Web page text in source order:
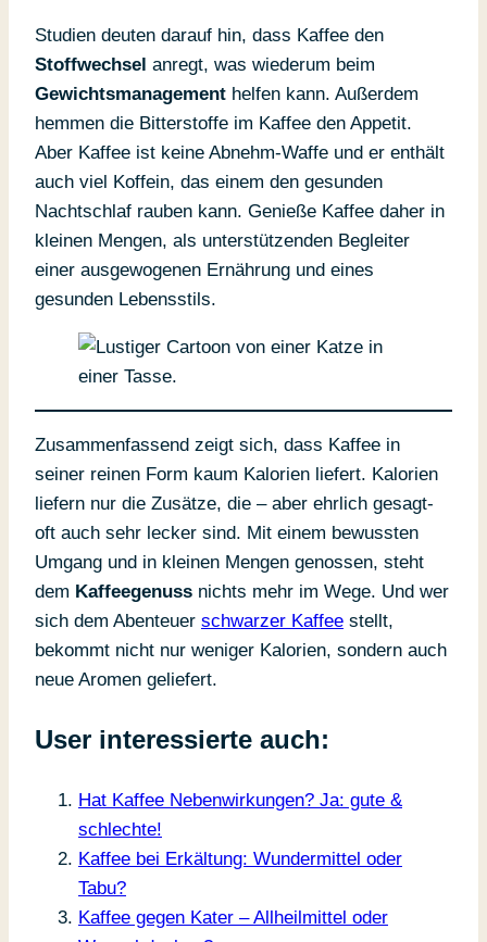
Studien deuten darauf hin, dass Kaffee den
Stoffwechsel anregt, was wiederum beim
Gewichtsmanagement helfen kann. Außerdem
hemmen die Bitterstoffe im Kaffee den Appetit.
Aber Kaffee ist keine Abnehm-Waffe und er enthält
auch viel Koffein, das einem den gesunden
Nachtschlaf rauben kann. Genieße Kaffee daher in
kleinen Mengen, als unterstützenden Begleiter
einer ausgewogenen Ernährung und eines
gesunden Lebensstils.
Zusammenfassend zeigt sich, dass Kaffee in
seiner reinen Form kaum Kalorien liefert. Kalorien
liefern nur die Zusätze, die – aber ehrlich gesagt-
oft auch sehr lecker sind. Mit einem bewussten
Umgang und in kleinen Mengen genossen, steht
dem Kaffeegenuss nichts mehr im Wege. Und wer
sich dem Abenteuer schwarzer Kaffee stellt,
bekommt nicht nur weniger Kalorien, sondern auch
neue Aromen geliefert.
User interessierte auch:
Hat Kaffee Nebenwirkungen? Ja: gute &
schlechte!
Kaffee bei Erkältung: Wundermittel oder
Tabu?
Kaffee gegen Kater – Allheilmittel oder